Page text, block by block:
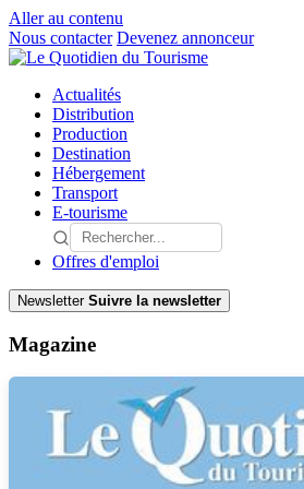
Aller au contenu
Nous contacter Devenez annonceur
Actualités
Distribution
Production
Destination
Hébergement
Transport
E-tourisme
Offres d'emploi
Newsletter Suivre la newsletter
Magazine